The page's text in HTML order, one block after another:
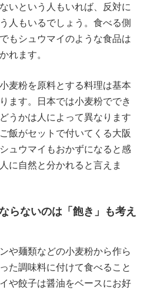
いという人もいれば、反対に
人もいるでしょう。食べる側
もシュウマイのような食品は
れます。
麦粉を原料とする料理は基本
ます。日本では小麦粉ででき
うかは人によって異なります
飯がセットで付いてくる大阪
ュウマイもおかずになると感
に自然と分かれると言えま
らないのは「飽き」も考え
や麺類などの小麦粉から作ら
た調味料に付けて食べること
や餃子は醤油をベースにお好